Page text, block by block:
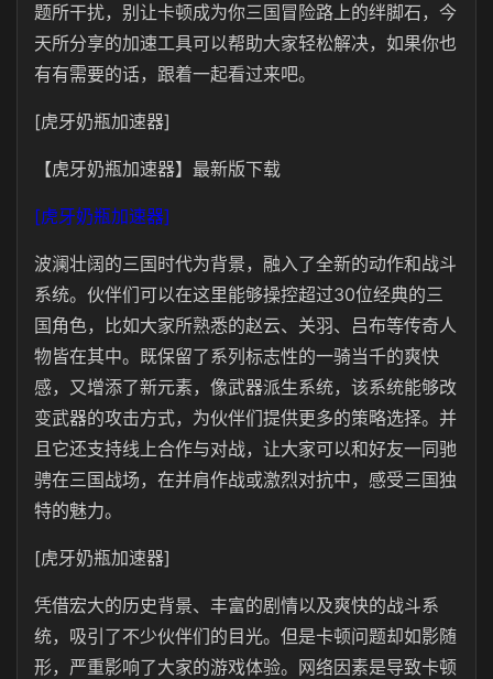
题所干扰，别让卡顿成为你三国冒险路上的绊脚石，今
天所分享的加速工具可以帮助大家轻松解决，如果你也
有有需要的话，跟着一起看过来吧。
[虎牙奶瓶加速器]
【虎牙奶瓶加速器】最新版下载
[虎牙奶瓶加速器]
波澜壮阔的三国时代为背景，融入了全新的动作和战斗
系统。伙伴们可以在这里能够操控超过30位经典的三
国角色，比如大家所熟悉的赵云、关羽、吕布等传奇人
物皆在其中。既保留了系列标志性的一骑当千的爽快
感，又增添了新元素，像武器派生系统，该系统能够改
变武器的攻击方式，为伙伴们提供更多的策略选择。并
且它还支持线上合作与对战，让大家可以和好友一同驰
骋在三国战场，在并肩作战或激烈对抗中，感受三国独
特的魅力。
[虎牙奶瓶加速器]
凭借宏大的历史背景、丰富的剧情以及爽快的战斗系
统，吸引了不少伙伴们的目光。但是卡顿问题却如影随
形，严重影响了大家的游戏体验。网络因素是导致卡顿